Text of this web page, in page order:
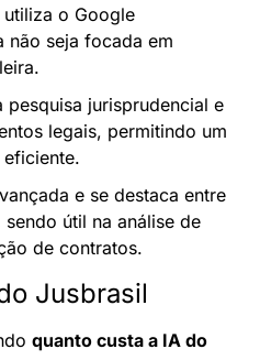
o Google
não seja focada em
pesquisa jurisprudencial e
legais, permitindo um
e se destaca entre
útil na análise de
de contratos.
Jusbrasil
quanto custa a IA do